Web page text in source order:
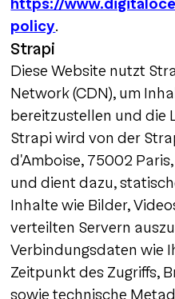
https://
policy.
Strapi
Diese Website nutzt
Network (CDN), um
bereitzustellen und die
Strapi wird von der
d'Amboise, 75002
und dient dazu,
Inhalte wie Bilder,
verteilten Servern
Verbindungsdaten wie
Zeitpunkt des Zugriffs,
sowie technische